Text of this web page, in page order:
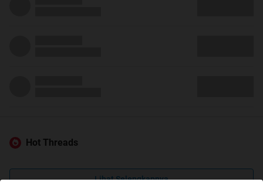
Hot Threads
Lihat Selengkapnya